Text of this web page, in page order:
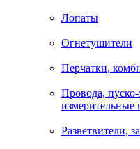
Лопаты
Огнетушители
Перчатки,
Провода, пуско-
измерительные
Разветвители,